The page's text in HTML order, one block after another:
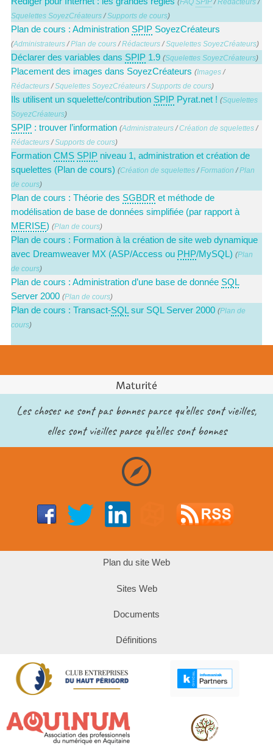
(FAQSPIP/Rédacteurs/
Squelettes SoyezCréateurs/Supports de cours)
Plan de cours : Administration SPIP SoyezCréateurs
(Administrateurs/Plan de cours/Rédacteurs/Squelettes SoyezCréateurs)
Déclarer des variables dans SPIP 1.9 (Squelettes SoyezCréateurs)
Placement des images dans SoyezCréateurs (Images/
Rédacteurs/Squelettes SoyezCréateurs/Supports de cours)
Ils utilisent un squelette/contribution SPIP Pyrat.net ! (Squelettes
SoyezCréateurs)
SPIP : trouver l’information (Administrateurs/Création de squelettes/
Rédacteurs/Supports de cours)
FormationCMS SPIP niveau 1, administration et création de
squelettes (Plan de cours) (Création de squelettes/Formation /Plan
de cours)
Plan de cours : Théorie des SGBDR et méthode de
modélisation de base de données simplifiée (par rapport à
MERISE) (Plan de cours)
Plan de cours : Formation à la création de site web dynamique
avec Dreamweaver MX (ASP/Access ou PHP/MySQL) (Plan
de cours)
Plan de cours : Administration d’une base de donnée SQL
Server 2000 (Plan de cours)
Plan de cours : Transact-SQLsur SQL Server 2000 (Plan de
cours)
Maturité
Les choses ne sont pas bonnes parce qu’elles sont vieilles,
elles sont vieilles parce qu’elles sont bonnes
Plan du site Web
Sites Web
Documents
Définitions